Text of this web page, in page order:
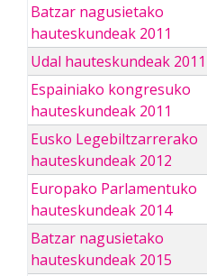
Batzar nagusietako
hauteskundeak 2011
Udal hauteskundeak 2011
Espainiako kongresuko
hauteskundeak 2011
Eusko Legebiltzarrerako
hauteskundeak 2012
Europako Parlamentuko
hauteskundeak 2014
Batzar nagusietako
hauteskundeak 2015